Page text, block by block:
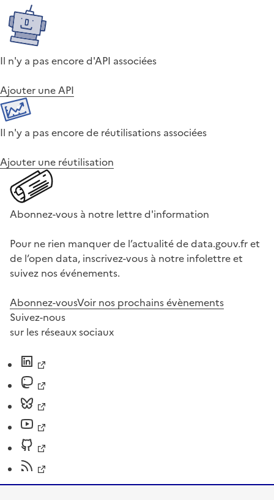
Il n'y a pas encore d'API associées
Ajouter une API
Il n'y a pas encore de réutilisations associées
Ajouter une réutilisation
Abonnez-vous à notre lettre d'information
Pour ne rien manquer de l’actualité de data.gouv.fr et
de l’open data, inscrivez-vous à notre infolettre et
suivez nos événements.
Abonnez-vousVoir nos prochains évènements
Suivez-nous
sur les réseaux sociaux